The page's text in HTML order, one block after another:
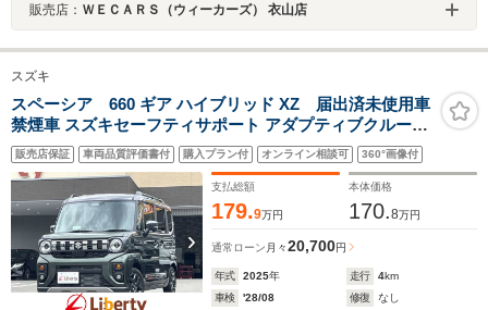
販売店： ＷＥＣＡＲＳ（ウィーカーズ） 衣山店
スズキ
スペーシア 660 ギア ハイブリッド XZ 届出済未使用車
禁煙車 スズキセーフティサポート アダプティブクルーズ
コントロール 電子パーキング 両側自動ドア ヘッドアップ
ディスプレイ LEDヘッドライト 革巻きステアリング 純正
アルミホイール
販売店保証 車両品質評価書付 購入プラン付 オンライン相談可 360°画像付
支払総額
179.9万円
本体価格
170.8万円
通常ローン 月々20,700円
年式 2025年 走行 4km
車検
'28/08 修復
なし